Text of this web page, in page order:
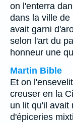
on l'enterra
dans la ville de
avait garni
selon l'art du
honneur une
Martin Bible
Et on
creuser en la
un lit qu'il avait
d'épiceries